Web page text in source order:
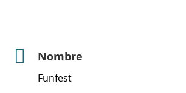
Nombre
Funfest